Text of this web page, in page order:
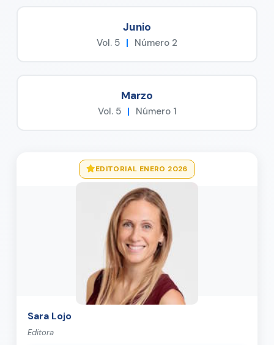
Junio
Vol. 5 | Número 2
Marzo
Vol. 5 | Número 1
EDITORIAL ENERO 2026
Sara Lojo
Editora